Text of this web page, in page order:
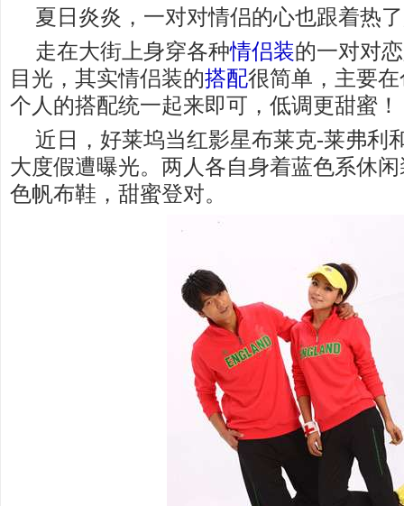
夏日炎炎，一对对情侣的心也跟着热
走在大街上身穿各种情侣装的一对对
目光，其实情侣装的搭配很简单，主要
个人的搭配统一起来即可，低调更甜蜜！
近日，好莱坞当红影星布莱克-莱弗利
大度假遭曝光。两人各自身着蓝色系休
色帆布鞋，甜蜜登对。